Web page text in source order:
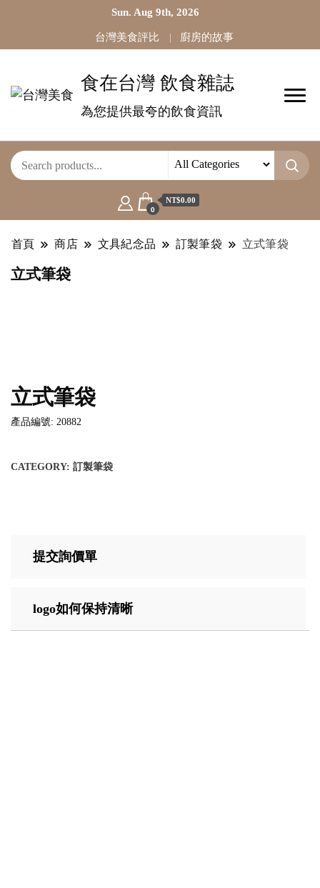
Sun. Aug 9th, 2026
台灣美食評比 廚房的故事
食在台灣 飲食雜誌
為您提供最夸的飲食資訊
0
NT$0.00
首頁 商店 文具紀念品 訂製筆袋 立式筆袋
立式筆袋
立式筆袋
產品編號: 20882
CATEGORY: 訂製筆袋
提交詢價單
logo如何保持清晰